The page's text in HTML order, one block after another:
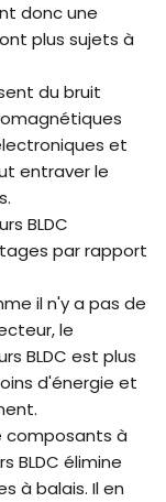
donc une
plus sujets à
du bruit
et
entraver le
BLDC
par rapport
il n'y a pas de
le
BLDC est plus
d'énergie et
composants à
BLDC élimine
à balais. Il en